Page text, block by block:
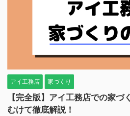
アイ工務店 家づくり
【完全版】アイ工務店での家づ
むけて徹底解説！